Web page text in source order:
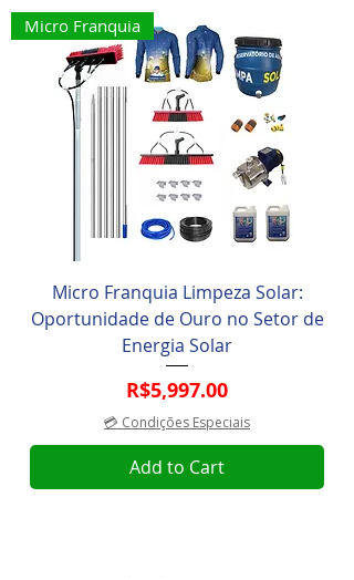
Micro Franquia
Micro Franquia Limpeza Solar:
Oportunidade de Ouro no Setor de
Energia Solar
Price
R$5,997.00
💳 Condições Especiais
Add to Cart